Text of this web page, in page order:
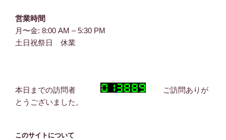
営業時間
月〜金: 8:00 AM – 5:30 PM
土日祝祭日 休業
本日までの訪問者
ご訪問ありが
とうございました。
このサイトについて